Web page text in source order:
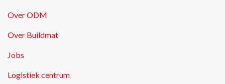
Over ODM
Over Buildmat
Jobs
Logistiek centrum